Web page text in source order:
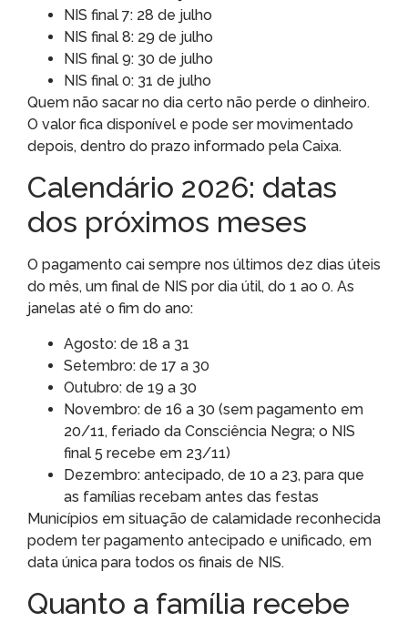
NIS final 7: 28 de julho
NIS final 8: 29 de julho
NIS final 9: 30 de julho
NIS final 0: 31 de julho
Quem não sacar no dia certo não perde o dinheiro.
O valor fica disponível e pode ser movimentado
depois, dentro do prazo informado pela Caixa.
Calendário 2026: datas
dos próximos meses
O pagamento cai sempre nos últimos dez dias úteis
do mês, um final de NIS por dia útil, do 1 ao 0. As
janelas até o fim do ano:
Agosto: de 18 a 31
Setembro: de 17 a 30
Outubro: de 19 a 30
Novembro: de 16 a 30 (sem pagamento em
20/11, feriado da Consciência Negra; o NIS
final 5 recebe em 23/11)
Dezembro: antecipado, de 10 a 23, para que
as famílias recebam antes das festas
Municípios em situação de calamidade reconhecida
podem ter pagamento antecipado e unificado, em
data única para todos os finais de NIS.
Quanto a família recebe